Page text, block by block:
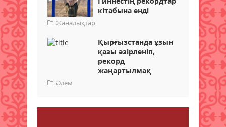
кітабына енді
Жаңалықтар
Қырғызстанда ұзын
қазы әзірленіп,
рекорд
жаңартылмақ
Әлем